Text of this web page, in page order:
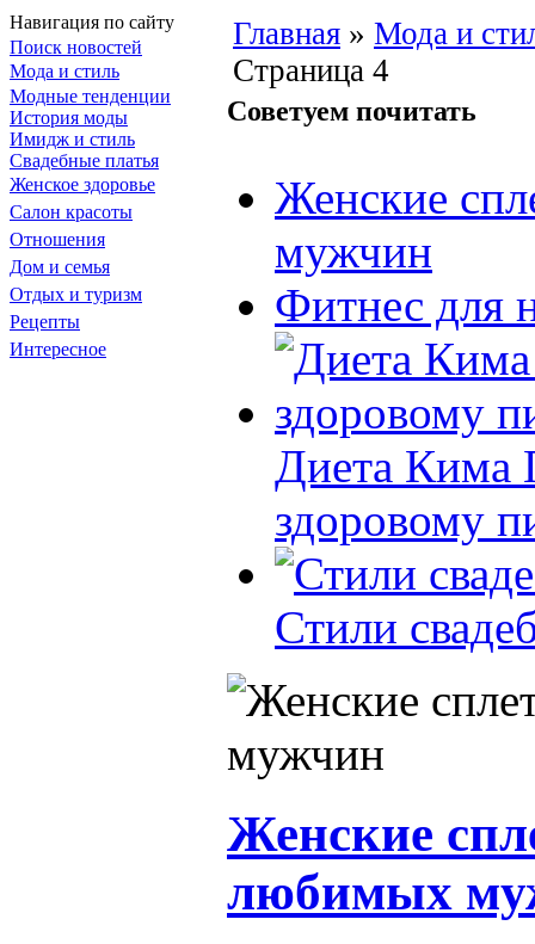
Навигация по сайту
Поиск новостей
Мода и стиль
Модные тенденции
История моды
Имидж и стиль
Свадебные платья
Женское здоровье
Салон красоты
Отношения
Дом и семья
Отдых и туризм
Рецепты
Интересное
Главная » Мода и
Страница 4
Советуем почитать
Женские
мужчин
Фитнес для
Диета Кима
здоровому
Стили
Женские
любимых